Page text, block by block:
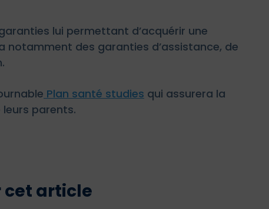
lui permettant d’acquérir une
notamment des garanties d’assistance, de
Plan santé studies qui assurera la
parents.
cet article